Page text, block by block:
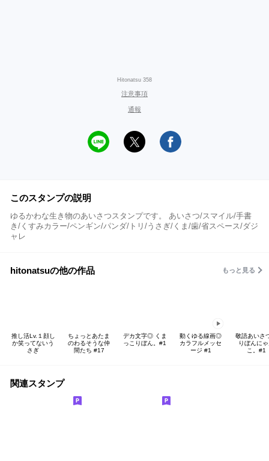
Hitonatsu 358
注意事項
通報
このスタンプの説明
ゆるかわな生き物のあいさつスタンプです。 あいさつ/スマイル/手書
き/くすみカラー/ペンギン/パンダ/トリ/うさぎ/くま/歯/省スペース/ダジ
ャレ
hitonatsuの他の作品 もっと見る
推し活Lv.１顔し
か笑ってないう
さぎ
ちょっとあたま
のわるそうな仲
間たち #17
デカ文字◎ くま
っこりぼん。#1
動くゆる線画◎
カラフルメッセ
ージ #1
敬語あいさ
りぼんに
こ。#1
関連スタンプ